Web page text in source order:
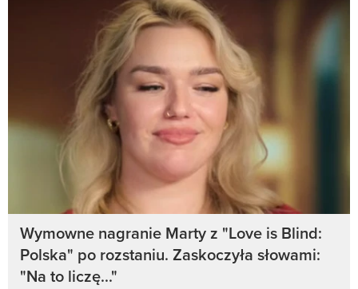
Wymowne nagranie Marty z "Love is Blind:
Polska" po rozstaniu. Zaskoczyła słowami:
"Na to liczę..."